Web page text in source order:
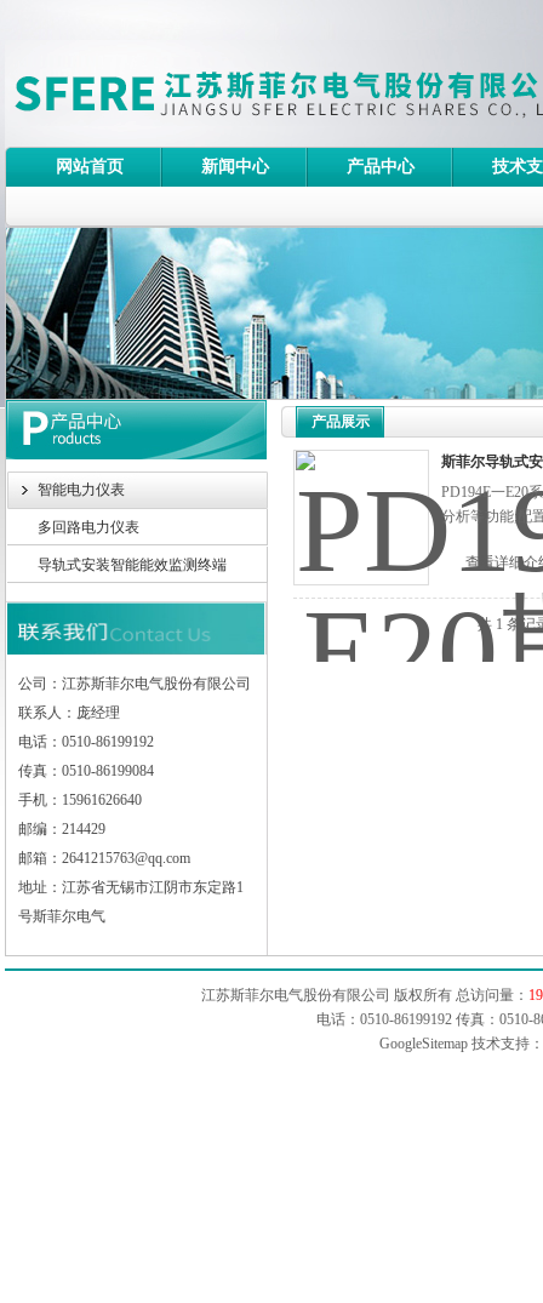
江苏斯菲尔电气股份有限公司
网站首页 新闻中心 产品中心 技术
智能电力仪表
多回路电力仪表
导轨式安装智能能效监测终端
公司：江苏斯菲尔电气股份有限公司
联系人：庞经理
电话：0510-86199192
传真：0510-86199084
手机：15961626640
邮编：214429
邮箱：2641215763@qq.com
地址：江苏省无锡市江阴市东定路1
号斯菲尔电气
产品展示
斯菲尔导轨式
PD194E一E20
分析等功能;配
查看详细介
共 1 条记
江苏斯菲尔电气股份有限公司 版权所有 总访问量：
电话：0510-86199192 传真：
GoogleSitemap技术支持